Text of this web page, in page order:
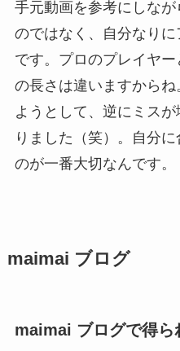
手元動画を参考にしな
のではなく、自分なり
です。プロのプレイヤ
の長さは違いますから
ようとして、逆にミス
りました（笑）。自分
のが一番大切なんです。
maimai ブログ
maimai ブログで得ら